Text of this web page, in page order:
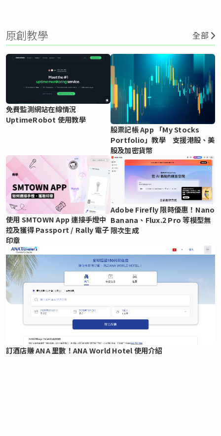
原創教學 全部
免費監測網站在線情況
UptimeRobot 使用教學
股票記帳 App 「My Stocks
Portfolio」教學 支援港股、美
股及加密貨幣
使用 SMTOWN App 連接手燈中
控及獲得 Passport / Rally 電子
印章
Adobe Firefly 限時優惠！Nano
Banana、Flux.2 Pro 等模型無
限次生成
訂酒店賺 ANA 里數！ANA World Hotel 使用介紹